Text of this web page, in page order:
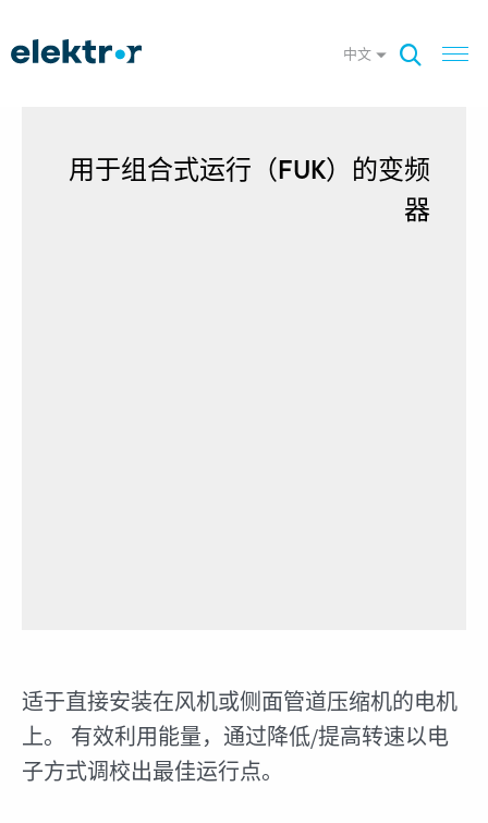
中文
用于组合式运行（FUK）的变频
器
适于直接安装在风机或侧面管道压缩机的电机
上。 有效利用能量，通过降低/提高转速以电
子方式调校出最佳运行点。